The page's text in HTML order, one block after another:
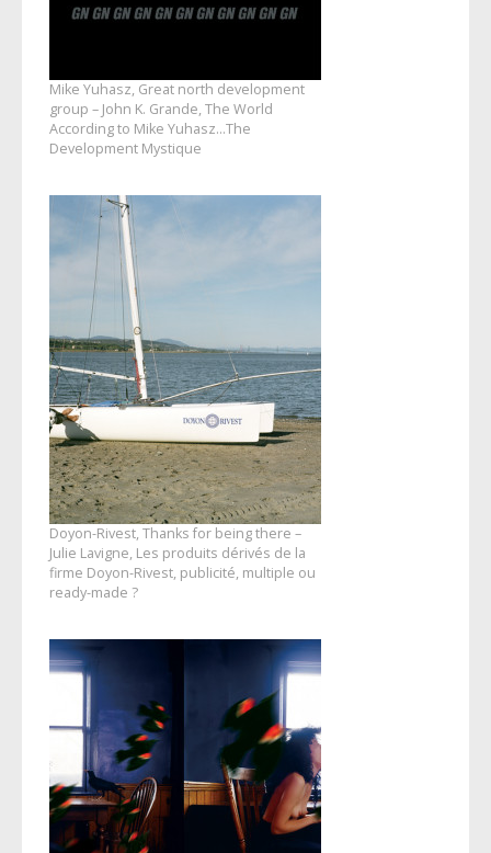
Mike Yuhasz, Great north development
group – John K. Grande, The World
According to Mike Yuhasz…The
Development Mystique
Doyon-Rivest, Thanks for being there –
Julie Lavigne, Les produits dérivés de la
firme Doyon-Rivest, publicité, multiple ou
ready-made ?